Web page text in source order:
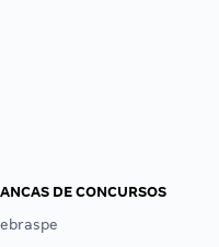
DE CONCURSOS